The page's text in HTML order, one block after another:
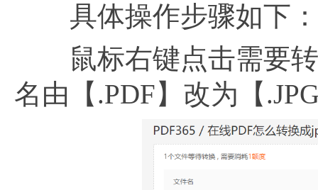
具体操作步骤如下：
鼠标右键点击需要转
名由【.PDF】改为【